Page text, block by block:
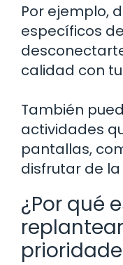
Por ejemplo,
específicos
calidad con
También
actividades
pantallas,
disfrutar de
¿Por qué